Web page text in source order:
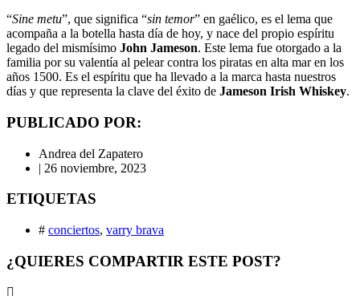
“Sine metu”, que significa “sin temor” en gaélico, es el lema que
acompaña a la botella hasta día de hoy, y nace del propio espíritu
legado del mismísimo John Jameson. Este lema fue otorgado a la
familia por su valentía al pelear contra los piratas en alta mar en los
años 1500. Es el espíritu que ha llevado a la marca hasta nuestros
días y que representa la clave del éxito de Jameson Irish Whiskey.
PUBLICADO POR:
Andrea del Zapatero
| 26 noviembre, 2023
ETIQUETAS
# conciertos, varry brava
¿QUIERES COMPARTIR ESTE POST?